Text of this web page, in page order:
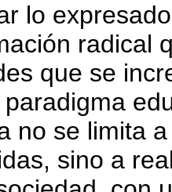
lo
radical
que se
no se limita
sino a